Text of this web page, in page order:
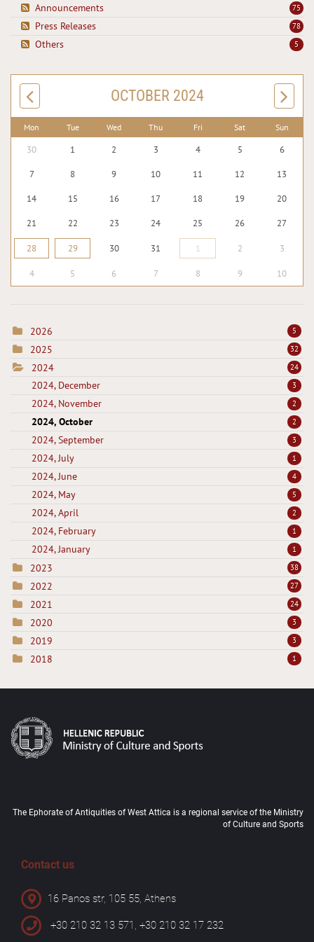
75
Announcements
78
Press Releases
5
Others
OCTOBER 2024
Mon Tue Wed Thu Fri Sat Sun
30 1 2 3 4 5 6
7 8 9 10 11 12 13
14 15 16 17 18 19 20
21 22 23 24 25 26 27
28 29 30 31 1 2 3
4 5 6 7 8 9 10
2026 5
2025 32
2024 24
2024, December 3
2024, November 2
2024, October 2
2024, September 3
2024, July 1
2024, June 4
2024, May 5
2024, April 2
2024, February 1
2024, January 1
2023 38
2022 27
2021 24
2020 3
2019 3
2018 1
The Ephorate of Antiquities of West Attica is a regional service of the Ministry
of Culture and Sports
Contact us
16 Panos str, 105 55, Athens
+30 210 32 13 571, +30 210 32 17 232